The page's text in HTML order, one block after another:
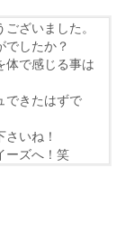
ざいました。
でしたか？
体で感じる事は
できたはずで
いね！
ーズへ！笑